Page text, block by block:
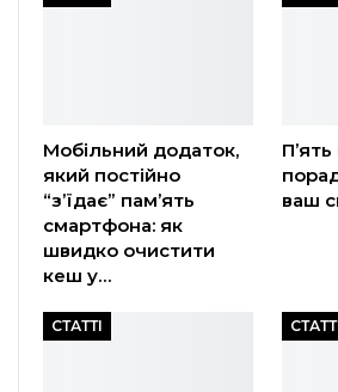
Мобільний додаток,
який постійно
“з’їдає” пам’ять
смартфона: як
швидко очистити
кеш у…
ваш
СТАТТІ